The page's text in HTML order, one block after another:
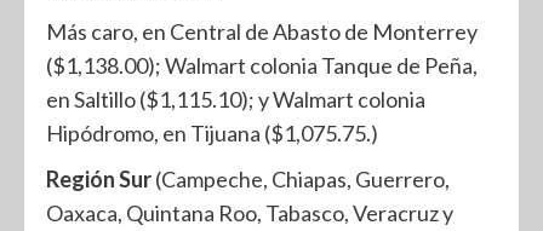
Más caro, en Central de Abasto de Monterrey
($1,138.00); Walmart colonia Tanque de Peña,
en Saltillo ($1,115.10); y Walmart colonia
Hipódromo, en Tijuana ($1,075.75.)
Región Sur(Campeche, Chiapas, Guerrero,
Oaxaca, Quintana Roo, Tabasco, Veracruz y